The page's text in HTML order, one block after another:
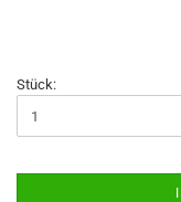
Stück: